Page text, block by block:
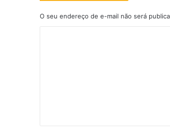
O seu endereço de e-mail não será